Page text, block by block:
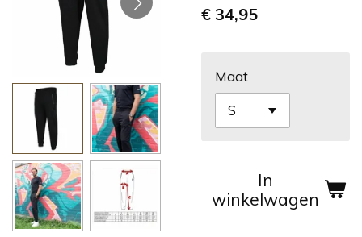
€ 34,95
Maat
In
winkelwagen